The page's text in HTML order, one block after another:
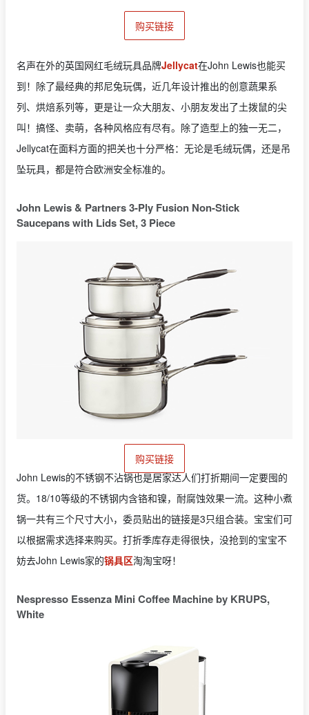
购买链接
名声在外的英国网红毛绒玩具品牌Jellycat在John Lewis也能买
到！除了最经典的邦尼兔玩偶，近几年设计推出的创意蔬果系
列、烘焙系列等，更是让一众大朋友、小朋友发出了土拨鼠的尖
叫！搞怪、卖萌，各种风格应有尽有。除了造型上的独一无二，
Jellycat在面料方面的把关也十分严格：无论是毛绒玩偶，还是吊
坠玩具，都是符合欧洲安全标准的。
John Lewis & Partners 3-Ply Fusion Non-Stick
Saucepans with Lids Set, 3 Piece
购买链接
John Lewis的不锈钢不沾锅也是居家达人们打折期间一定要囤的
货。18/10等级的不锈钢内含铬和镍，耐腐蚀效果一流。这种小煮
锅一共有三个尺寸大小，委员贴出的链接是3只组合装。宝宝们可
以根据需求选择来购买。打折季库存走得很快，没抢到的宝宝不
妨去John Lewis家的锅具区淘淘宝呀！
Nespresso Essenza Mini Coffee Machine by KRUPS,
White